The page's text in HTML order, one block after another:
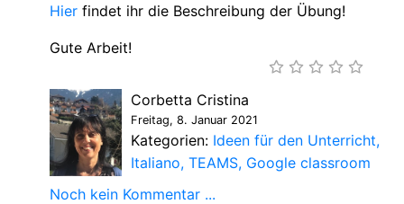
Hier findet ihr die Beschreibung der Übung!
Gute Arbeit!
Corbetta Cristina
Freitag, 8. Januar 2021
Kategorien: Ideen für den Unterricht
Italiano TEAMS Google classroom
Noch kein Kommentar ...